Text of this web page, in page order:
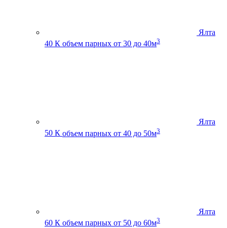
Ялта
40 К объем парных от 30 до 40м3
Ялта
50 К объем парных от 40 до 50м3
Ялта
60 К объем парных от 50 до 60м3